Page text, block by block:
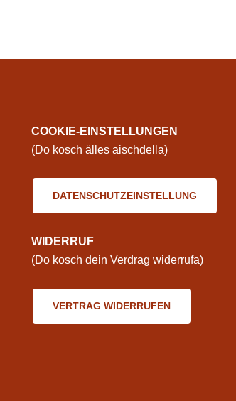
COOKIE-EINSTELLUNGEN
(Do kosch älles aischdella)
DATENSCHUTZEINSTELLUNG
WIDERRUF
(Do kosch dein Verdrag widerrufa)
VERTRAG WIDERRUFEN